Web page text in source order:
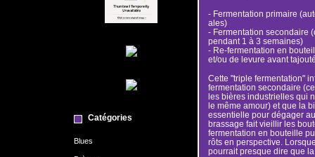
Catégories
Blues
- Fermentation primaire
ales)
- Fermentation secondaire
pendant 1 à 3 semaines)
- Re-fermentation en
et/ou de levure avant
Cette "triple fermentation"
fermentation secondaire
les bières industrielles qui
le même amour) et que la
essentielle pour dégager
brassage fait vieillir les
fermentation en bouteille
rôts en perspective.
pourrait presque dire que